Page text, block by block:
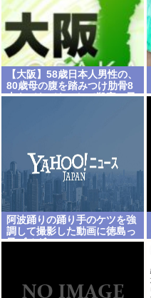
【大阪】58歳日本人男性の、
80歳母の腹を踏みつけ肋骨8
本をバキバキにして殺害。子
阿波踊りの踊り手のケツを強
調して撮影した動画に徳島っ
子ブチギレ